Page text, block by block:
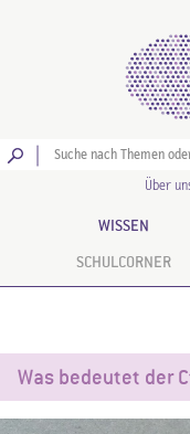
Über
WISSEN
SCHULCORNER
Was bedeutet der